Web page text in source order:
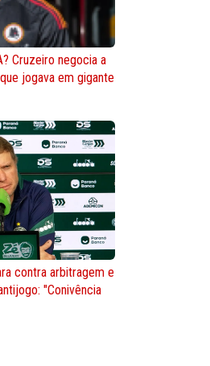
Cruzeiro negocia a
jogava em gigante
contra arbitragem e
"Conivência